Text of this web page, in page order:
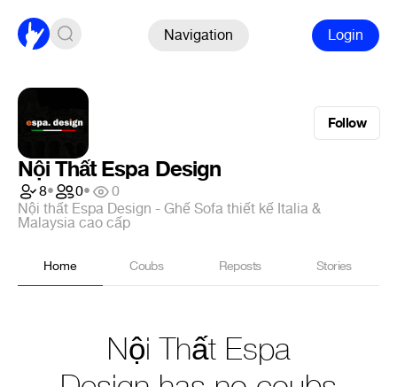
Navigation Login
Follow
Nội Thất Espa Design
8• 0•
0
Nội thất Espa Design - Ghế Sofa thiết kế Italia &
Malaysia cao cấp
Home Coubs Reposts Stories
Nội Thất Espa